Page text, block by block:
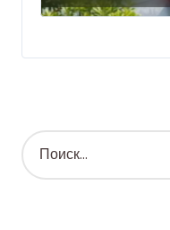
Н
а